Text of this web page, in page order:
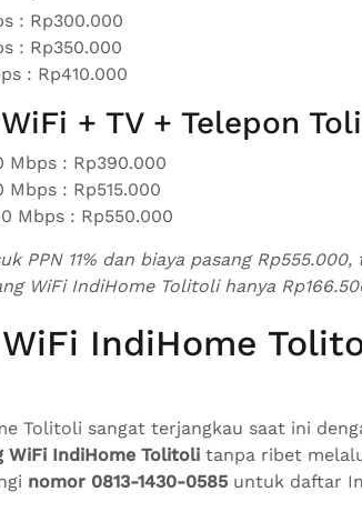
: Rp300.000
: Rp350.000
: Rp410.000
+ TV + Telepon
Mbps : Rp390.000
Mbps : Rp515.000
Mbps : Rp550.000
PPN 11% dan biaya pasang
WiFi IndiHome Tolitoli hanya
WiFi IndiHome
Tolitoli sangat terjangkau saat ini
WiFi IndiHome Tolitoli tanpa ribet
nomor 0813-1430-0585 untuk daftar